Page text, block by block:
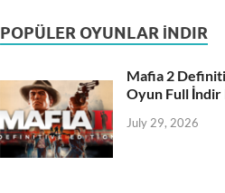
POPÜLER OYUNLAR İNDIR
Mafia 2
Oyun Full İndir
July 29, 2026